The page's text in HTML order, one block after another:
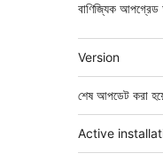
বাণিজ্যিক আপগ্রেড
মেটা
Version
শেষ আপডেট করা
Active